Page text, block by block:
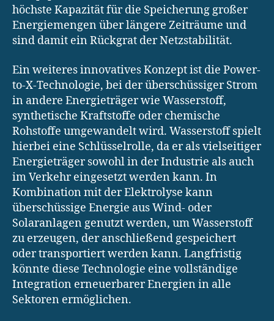
höchste Kapazität für die Speicherung großer
Energiemengen über längere Zeiträume und
sind damit ein Rückgrat der Netzstabilität.
Ein weiteres innovatives Konzept ist die Power-
to-X-Technologie, bei der überschüssiger Strom
in andere Energieträger wie Wasserstoff,
synthetische Kraftstoffe oder chemische
Rohstoffe umgewandelt wird. Wasserstoff spielt
hierbei eine Schlüsselrolle, da er als vielseitiger
Energieträger sowohl in der Industrie als auch
im Verkehr eingesetzt werden kann. In
Kombination mit der Elektrolyse kann
überschüssige Energie aus Wind- oder
Solaranlagen genutzt werden, um Wasserstoff
zu erzeugen, der anschließend gespeichert
oder transportiert werden kann. Langfristig
könnte diese Technologie eine vollständige
Integration erneuerbarer Energien in alle
Sektoren ermöglichen.